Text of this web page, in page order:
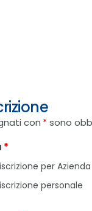
con *sono
*
per Azienda
personale